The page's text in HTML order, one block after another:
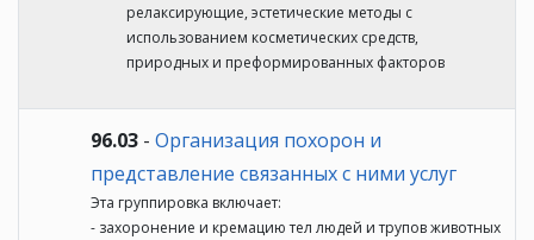
релаксирующие, эстетические методы с
использованием косметических средств,
природных и преформированных факторов
96.03 - Организация похорон и
представление связанных с ними услуг
Эта группировка включает:
- захоронение и кремацию тел людей и трупов животных